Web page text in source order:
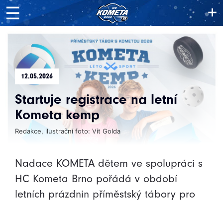
☰ +
12.05.2026
Startuje registrace na letní
Kometa kemp
Redakce, ilustrační foto: Vít Golda
Nadace KOMETA dětem ve spolupráci s
HC Kometa Brno pořádá v období
letních prázdnin příměstský tábory pro